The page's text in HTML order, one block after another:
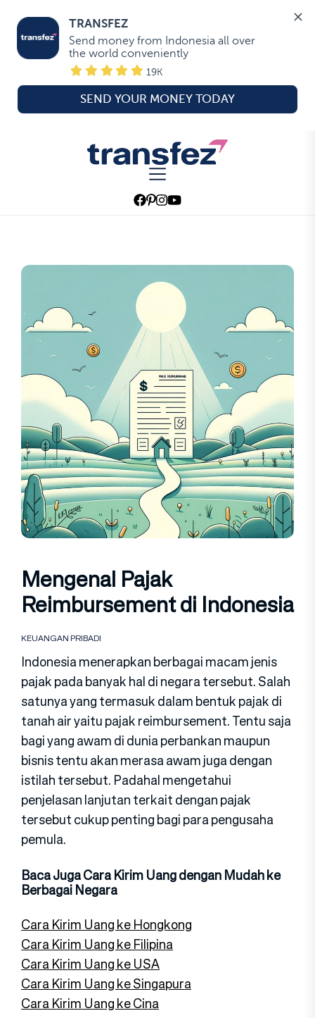
TRANSFEZ
Send money from Indonesia all over
the world conveniently
19K
SEND YOUR MONEY TODAY
Transfez
Mengenal Pajak
Reimbursement di Indonesia
KEUANGAN PRIBADI
Indonesia menerapkan berbagai macam jenis
pajak pada banyak hal di negara tersebut. Salah
satunya yang termasuk dalam bentuk pajak di
tanah air yaitu pajak reimbursement. Tentu saja
bagi yang awam di dunia perbankan maupun
bisnis tentu akan merasa awam juga dengan
istilah tersebut. Padahal mengetahui
penjelasan lanjutan terkait dengan pajak
tersebut cukup penting bagi para pengusaha
pemula.
Baca Juga Cara Kirim Uang dengan Mudah ke
Berbagai Negara
Cara Kirim Uang ke Hongkong
Cara Kirim Uang ke Filipina
Cara Kirim Uang ke USA
Cara Kirim Uang ke Singapura
Cara Kirim Uang ke Cina